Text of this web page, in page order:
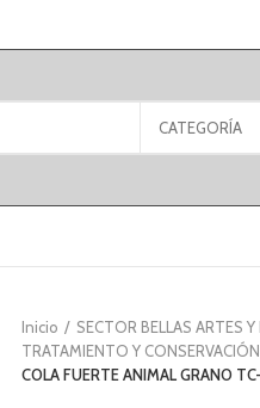
CATEGORÍA
Inicio
SECTOR BELLAS ARTES
TRATAMIENTO Y
COLA FUERTE ANIMAL GRANO